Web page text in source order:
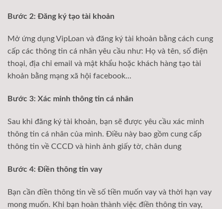
Bước 2: Đăng ký tạo tài khoản
Mở ứng dụng VipLoan và đăng ký tài khoản bằng cách cung
cấp các thông tin cá nhân yêu cầu như: Họ và tên, số điện
thoại, địa chỉ email và mật khẩu hoặc khách hàng tạo tài
khoản bằng mạng xã hội facebook…
Bước 3: Xác minh thông tin cá nhân
Sau khi đăng ký tài khoản, bạn sẽ được yêu cầu xác minh
thông tin cá nhân của mình. Điều này bao gồm cung cấp
thông tin về CCCD và hình ảnh giấy tờ, chân dung
Bước 4: Điền thông tin vay
Bạn cần điền thông tin về số tiền muốn vay và thời hạn vay
mong muốn. Khi bạn hoàn thành việc điền thông tin vay,